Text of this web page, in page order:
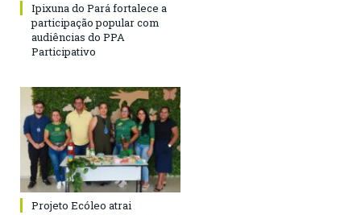
Ipixuna do Pará fortalece a
participação popular com
audiências do PPA
Participativo
Projeto Ecóleo atrai